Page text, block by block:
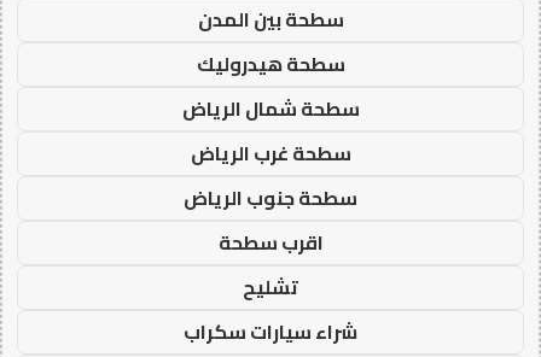
سطحة بين المدن
سطحة هيدروليك
سطحة شمال الرياض
سطحة غرب الرياض
سطحة جنوب الرياض
اقرب سطحة
تشليح
شراء سيارات سكراب